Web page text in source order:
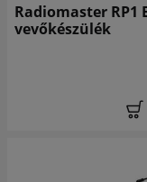
Radiomaster RP1
vevőkészülék